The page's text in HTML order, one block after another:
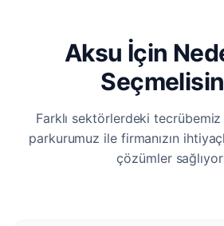
Aksu İçin
Farklı sektörlerdeki
parkurumuz ile firmanızın
çözümler